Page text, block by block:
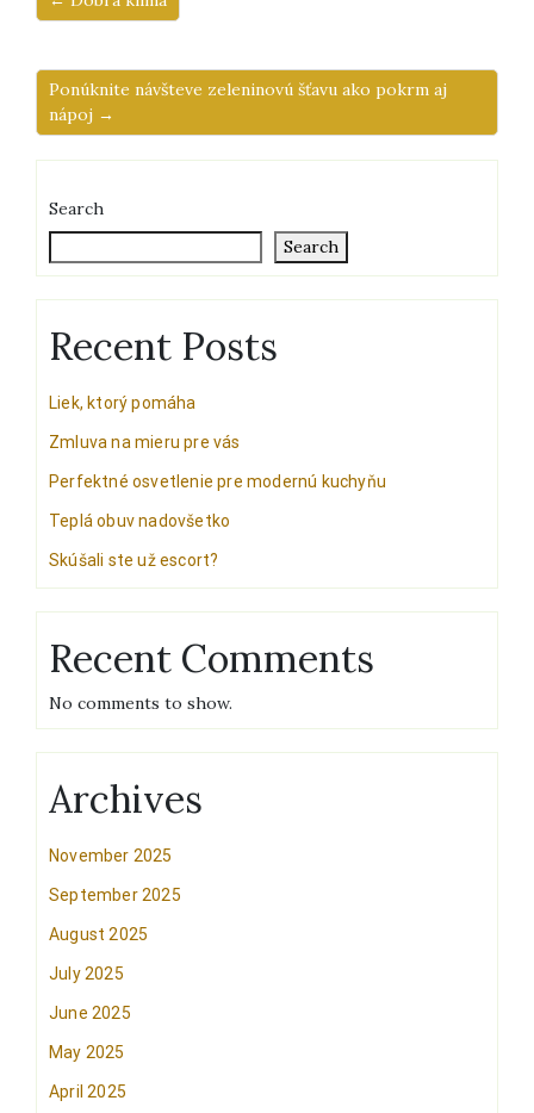
Ponúknite návšteve zeleninovú šťavu ako pokrm aj
nápoj →
Search
Search
Recent Posts
Liek, ktorý pomáha
Zmluva na mieru pre vás
Perfektné osvetlenie pre modernú kuchyňu
Teplá obuv nadovšetko
Skúšali ste už escort?
Recent Comments
No comments to show.
Archives
November 2025
September 2025
August 2025
July 2025
June 2025
May 2025
April 2025